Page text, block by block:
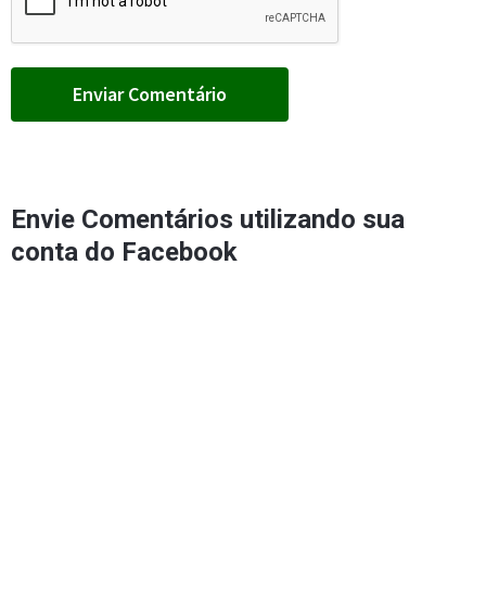
Envie Comentários utilizando sua
conta do Facebook